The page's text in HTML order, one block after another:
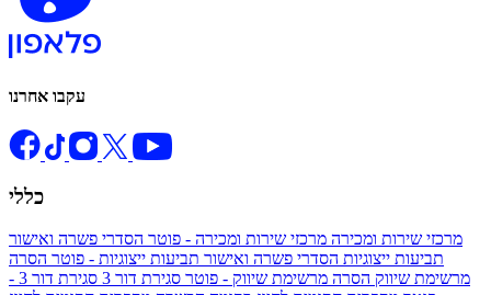
עקבו אחרנו
כללי
מרכזי שירות ומכירה מרכזי שירות ומכירה - פוטר הסדרי פשרה ואישור
תביעות ייצוגיות הסדרי פשרה ואישור תביעות ייצוגיות - פוטר הסרה
מרשימת שיווק הסרה מרשימת שיווק - פוטר סגירת דור 3
סגירת דור 3 -